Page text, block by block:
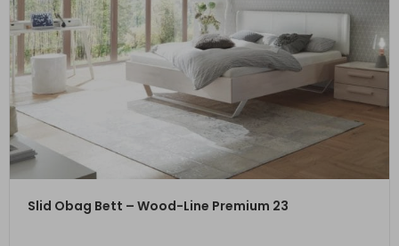
ZUM PRODUKT
Slid Obag Bett – Wood-Line Premium 23